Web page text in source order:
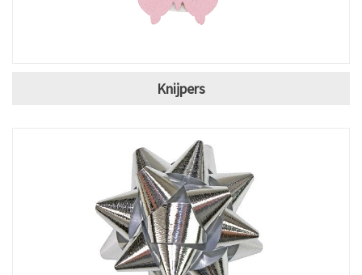
Knijpers